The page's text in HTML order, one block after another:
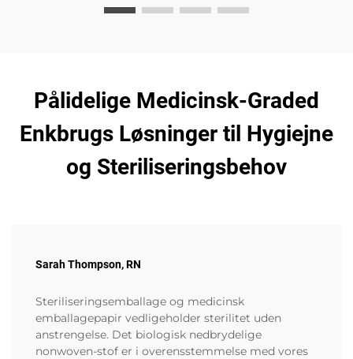
Pålidelige Medicinsk-Graded
Enkbrugs Løsninger til Hygiejne
og Steriliseringsbehov
Sarah Thompson, RN
Steriliseringsemballage og medicinsk
emballagepapir vedligeholder sterilitet uden
anstrengelse. Det biologisk nedbrydelige
nonwoven-stof er i overensstemmelse med vores